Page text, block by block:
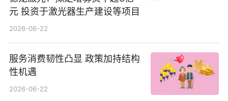
元 投资于激光器生产建设等项目
2026-06-22
服务消费韧性凸显 政策加持结构
性机遇
2026-06-22